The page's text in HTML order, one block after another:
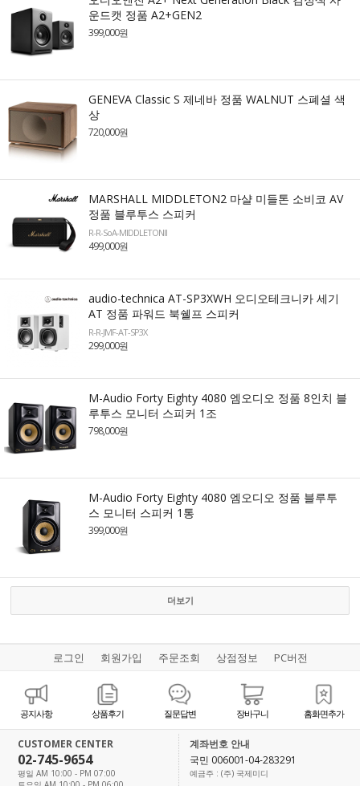
운드캣 정품 A2+GEN2
399,000원
GENEVA Classic S 제네바 정품 WALNUT 스폐셜 색
상
720,000원
MARSHALL MIDDLETON2 마샬 미들톤 소비코 AV
정품 블루투스 스피커
R-R-SoA-MIDDLETONII
499,000원
audio-technica AT-SP3XWH 오디오테크니카 세기
AT 정품 파워드 북쉘프 스피커
R-R-JMF-AT-SP3X
299,000원
M-Audio Forty Eighty 4080 엠오디오 정품 8인치 블
루투스 모니터 스피커 1조
798,000원
M-Audio Forty Eighty 4080 엠오디오 정품 블루투
스 모니터 스피커 1통
399,000원
더보기
로그인 회원가입 주문조회 상점정보 PC버전
공지사항 상품후기 질문답변 장바구니 홈화면추가
CUSTOMER CENTER
02-745-9654
평일 AM 10:00 - PM 07:00
계좌번호 안내
국민 006001-04-283291
예금주 : (주) 국제미디